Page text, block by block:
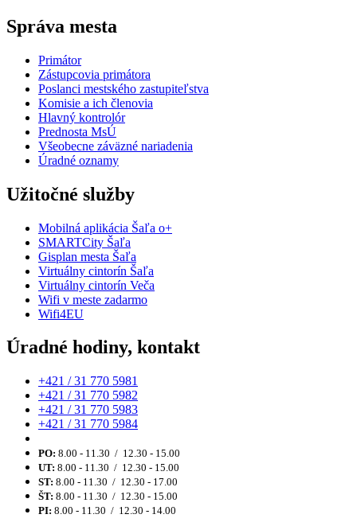
Správa mesta
Primátor
Zástupcovia primátora
Poslanci mestského zastupiteľstva
Komisie a ich členovia
Hlavný kontrolór
Prednosta MsÚ
Všeobecne záväzné nariadenia
Úradné oznamy
Užitočné služby
Mobilná aplikácia Šaľa o+
SMARTCity Šaľa
Gisplan mesta Šaľa
Virtuálny cintorín Šaľa
Virtuálny cintorín Veča
Wifi v meste zadarmo
Wifi4EU
Úradné hodiny, kontakt
+421 / 31 770 5981
+421 / 31 770 5982
+421 / 31 770 5983
+421 / 31 770 5984
PO: 8.00 - 11.30 / 12.30 - 15.00
UT: 8.00 - 11.30 / 12.30 - 15.00
ST: 8.00 - 11.30 / 12.30 - 17.00
ŠT: 8.00 - 11.30 / 12.30 - 15.00
PI: 8.00 - 11.30 / 12.30 - 14.00